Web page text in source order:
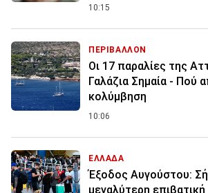
10:15
ΠΕΡΙΒΑΛΛΟΝ
Οι 17 παραλίες της
Γαλάζια Σημαία - Πού
κολύμβηση
10:06
ΕΛΛΑΔΑ
Έξοδος Αυγούστου:
μεγαλύτερη